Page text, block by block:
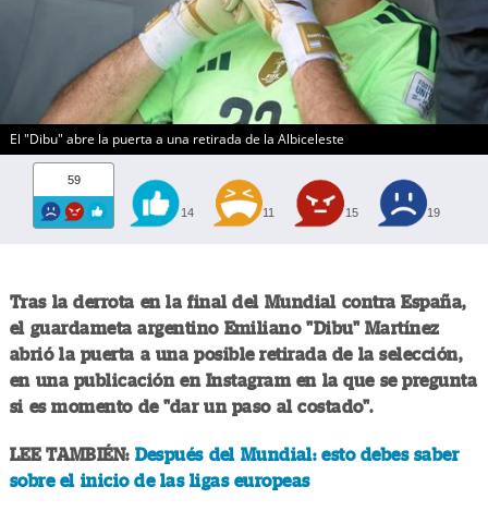
El "Dibu" abre la puerta a una retirada de la Albiceleste
59
14 11 15 19
Tras la derrota en la final del Mundial contra España,
el guardameta argentino Emiliano "Dibu" Martínez
abrió la puerta a una posible retirada de la selección,
en una publicación en Instagram en la que se pregunta
si es momento de "dar un paso al costado".
LEE TAMBIÉN: Después del Mundial: esto debes saber
sobre el inicio de las ligas europeas